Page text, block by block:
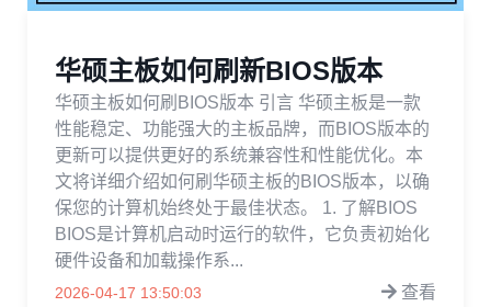
华硕主板如何刷新BIOS版本
华硕主板如何刷BIOS版本 引言 华硕主板是一款
性能稳定、功能强大的主板品牌，而BIOS版本的
更新可以提供更好的系统兼容性和性能优化。本
文将详细介绍如何刷华硕主板的BIOS版本，以确
保您的计算机始终处于最佳状态。 1. 了解BIOS
BIOS是计算机启动时运行的软件，它负责初始化
硬件设备和加载操作系...
2026-04-17 13:50:03 查看